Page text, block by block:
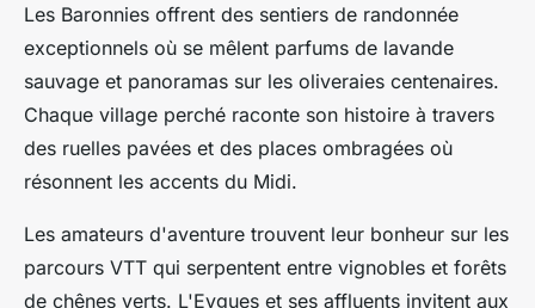
Les Baronnies offrent des sentiers de randonnée
exceptionnels où se mêlent parfums de lavande
sauvage et panoramas sur les oliveraies centenaires.
Chaque village perché raconte son histoire à travers
des ruelles pavées et des places ombragées où
résonnent les accents du Midi.
Les amateurs d'aventure trouvent leur bonheur sur les
parcours VTT qui serpentent entre vignobles et forêts
de chênes verts. L'Eygues et ses affluents invitent aux